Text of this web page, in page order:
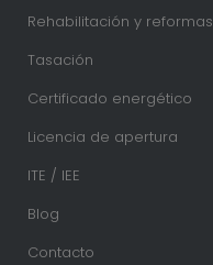
Rehabilitación y reformas
Tasación
Certificado energético
Licencia de apertura
ITE / IEE
Blog
Contacto